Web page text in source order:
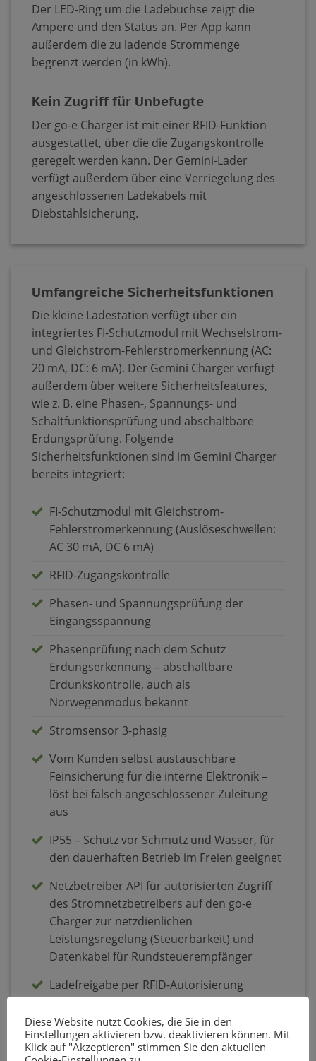
Der LED-Ring um die Ladebuchse zeigt die
Ampere und den Status an. Per App kann
außerdem die zu ladende Strommenge
begrenzt werden (in kWh).
Kein Zugriff für Unbefugte
Der go-e Charger ist mit einer RFID-Funktion
ausgestattet, über die die Zugangskontrolle
geregelt werden kann. Der Gemini-Lader
verfügt außerdem über eine Verriegelung des
angeschlossenen Ladekabels mit
Diebstahlsicherung.
Umfangreiche Sicherheitsfunktionen
Die kleine Ladestation verfügt über ein
integriertes FI-Schutzmodul mit Wechselstrom-
und Gleichstrom-Fehlerstromerkennung (AC:
20 mA, DC: 6 mA). Der Gemini Charger verfügt
außerdem über weitere Sicherheitsfeatures,
wie z. B. eine Phasen-, Spannungs- und
Schaltfunktionsprüfung und abschaltbare
Erdungsprüfung. Folgende
Sicherheitsfunktionen sind im Gemini Charger
bereits integriert:
FI-Schutzmodul mit Gleichstrom-
Fehlerstromerkennung (Auslöseschwellen:
AC 30 mA, DC 6 mA)
RFID-Zugangskontrolle
Phasen- und Spannungsprüfung der
Eingangsspannung
Phasenprüfung nach dem Schütz
Erdungserkennung – abschaltbare
Erdunkskontrolle, auch als
Norwegenmodus bekannt
Stromsensor 3-phasig
Vom Kunden selbst austauschbare
Feinsicherung für die interne Elektronik –
löst bei falsch angeschlossener Zuleitung
aus
IP55 – Schutz vor Schmutz und Wasser, für
den dauerhaften Betrieb im Freien geeignet
Netzbetreiber API für autorisierten Zugriff
des Stromnetzbetreibers auf den go-e
Charger zur netzdienlichen
Leistungsregelung (Steuerbarkeit) und
Datenkabel für Rundsteuerempfänger
Ladefreigabe per RFID-Autorisierung
(Diebstahlsicherung)
Diese Website nutzt Cookies, die Sie in den
Einstellungen aktivieren bzw. deaktivieren können. Mit
Klick auf "Akzeptieren" stimmen Sie den aktuellen